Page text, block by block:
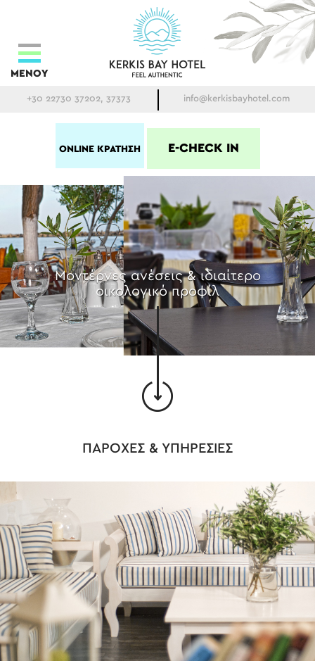
ΜΕΝΟΥ
+30 22730 37202, 37373 info@kerkisbayhotel.com
ONLINE ΚΡΑΤΗΣΗ E-CHECK IN
Μοντέρνες ανέσεις & ιδιαίτερο
οικολογικό προφίλ
ΠΑΡΟΧΕΣ & ΥΠΗΡΕΣΙΕΣ